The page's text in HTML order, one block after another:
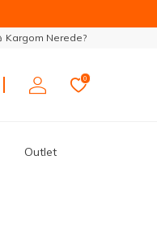
Kargom Nerede?
0
Outlet